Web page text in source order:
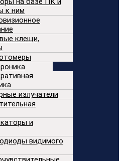
к ним
клещи,
излучатели
и
видимого